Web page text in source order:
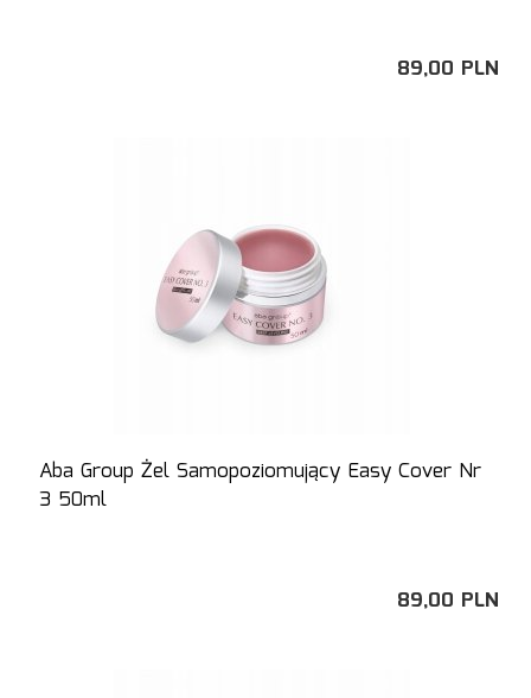
89,00 PLN
Aba Group Żel Samopoziomujący Easy Cover Nr
3 50ml
89,00 PLN